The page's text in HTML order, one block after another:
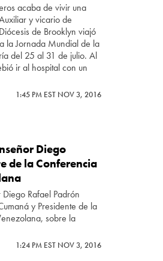
acaba de vivir una
y vicario de
de Brooklyn viajó
la Jornada Mundial de la
del 25 al 31 de julio. Al
ir al hospital con un
1:45 PM EST NOV 3, 2016
Diego
de la Conferencia
Rafael Padrón
y Presidente de la
sobre la
1:24 PM EST NOV 3, 2016